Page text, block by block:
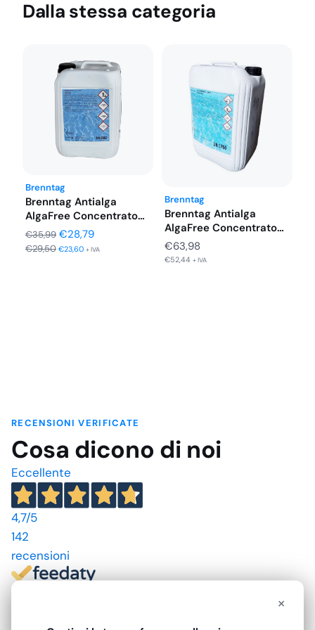
Dalla stessa categoria
Brenntag
Brenntag Antialga
AlgaFree Concentrato
Non Schiumogeno 10 Kg
€35,99 Il
prezzo
€28,79Il
prezzo
€29,50 €23,60 + IVA
Brenntag
Brenntag Antialga
AlgaFree Concentrato
Non Schiumogeno
Tanica 25…
€63,98
€52,44 + IVA
RECENSIONI VERIFICATE
Cosa dicono di noi
Eccellente
4,7/5
142
recensioni
×